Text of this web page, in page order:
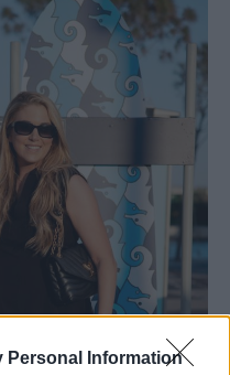
Personal Information